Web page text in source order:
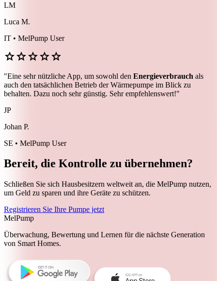
LM
Luca M.
IT • MelPump User
starstarstarstarstar
"Eine sehr nützliche App, um sowohl den Energieverbrauch als
auch den tatsächlichen Betrieb der Wärmepumpe im Blick zu
behalten. Dazu noch sehr günstig. Sehr empfehlenswert!"
JP
Johan P.
SE • MelPump User
Bereit, die Kontrolle zu übernehmen?
Schließen Sie sich Hausbesitzern weltweit an, die MelPump nutzen,
um Geld zu sparen und ihre Geräte zu schützen.
Registrieren Sie Ihre Pumpe jetzt
MelPump
Überwachung, Bewertung und Lernen für die nächste Generation
von Smart Homes.